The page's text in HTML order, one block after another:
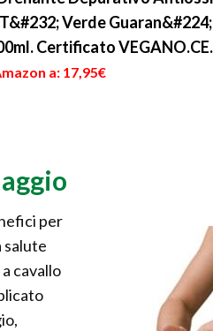
Verde
Certificato
a: 17,95€
per
salute
cavallo